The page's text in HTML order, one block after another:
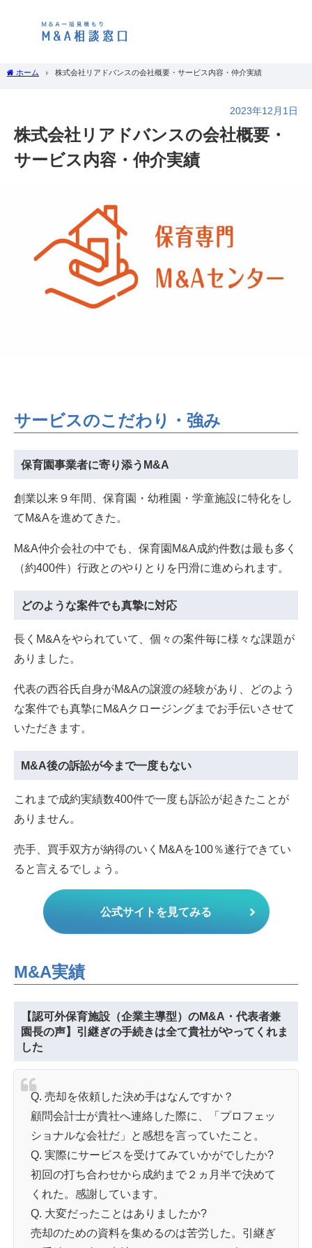
ホーム 株式会社リアドバンスの会社概要・サービス内容・仲介実績
2023年12月1日
株式会社リアドバンスの会社概要・
サービス内容・仲介実績
サービスのこだわり・強み
保育園事業者に寄り添うM&A
創業以来９年間、保育園・幼稚園・学童施設に特化をし
てM&Aを進めてきた。
M&A仲介会社の中でも、保育園M&A成約件数は最も多く
（約400件）行政とのやりとりを円滑に進められます。
どのような案件でも真摯に対応
長くM&Aをやられていて、個々の案件毎に様々な課題が
ありました。
代表の西谷氏自身がM&Aの譲渡の経験があり、どのよう
な案件でも真摯にM&Aクロージングまでお手伝いさせて
いただきます。
M&A後の訴訟が今まで一度もない
これまで成約実績数400件で一度も訴訟が起きたことが
ありません。
売手、買手双方が納得のいくM&Aを100％遂行できてい
ると言えるでしょう。
公式サイトを見てみる
M&A実績
【認可外保育施設（企業主導型）のM&A・代表者兼
園長の声】引継ぎの手続きは全て貴社がやってくれま
した
Q. 売却を依頼した決め手はなんですか？
顧問会計士が貴社へ連絡した際に、「プロフェッ
ショナルな会社だ」と感想を言っていたこと。
Q. 実際にサービスを受けてみていかがでしたか?
初回の打ち合わせから成約まで２ヵ月半で決めて
くれた。感謝しています。
Q. 大変だったことはありましたか?
売却のための資料を集めるのは苦労した。引継ぎ